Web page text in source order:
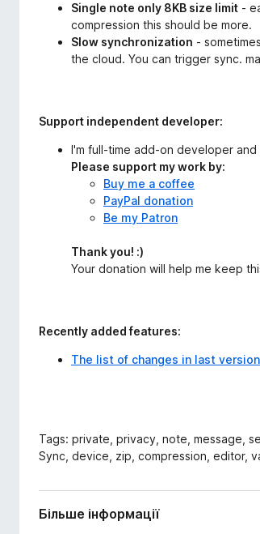
Single note only 8KB size limit -
compression this should be more.
Slow synchronization -
the cloud. You can trigger sync.
Support independent developer:
I'm full-time add-on developer
Please support my work by:
Buy me a coffee
PayPal donation
Be my Patron
Thank you! :)
Your donation will help me keep
Recently added features:
The list of changes in last
Tags: private, privacy, note, message,
Sync, device, zip, compression, editor,
Більше інформації